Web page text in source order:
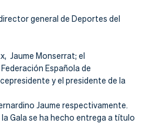
general de Deportes del
Jaume Monserrat; el
Española de
y el presidente de la
Jaume respectivamente.
Gala se ha hecho entrega a título